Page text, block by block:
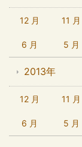
12 月 11 月
6 月 5 月
2013年
12 月 11 月
6 月 5 月